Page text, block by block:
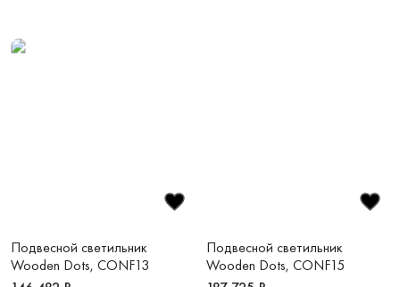
Подвесной светильник
Wooden Dots, CONF13
Подвесной светильник
Wooden Dots, CONF15